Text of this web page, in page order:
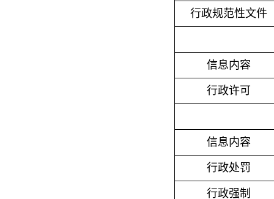
行政规范性文件
信息内容
行政许可
信息内容
行政处罚
行政强制